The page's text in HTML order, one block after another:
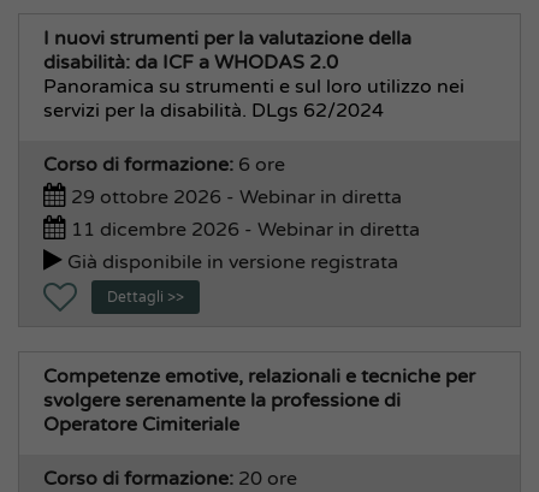
I nuovi strumenti per la valutazione della
disabilità: da ICF a WHODAS 2.0
Panoramica su strumenti e sul loro utilizzo nei
servizi per la disabilità. DLgs 62/2024
Corso di formazione: 6 ore
29 ottobre 2026 - Webinar in diretta
11 dicembre 2026 - Webinar in diretta
Già disponibile in versione registrata
Dettagli >>
Competenze emotive, relazionali e tecniche per
svolgere serenamente la professione di
Operatore Cimiteriale
Corso di formazione: 20 ore